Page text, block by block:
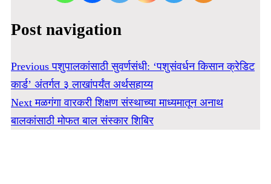
Post navigation
Previous पशुपालकांसाठी सुवर्णसंधी: ‘पशुसंवर्धन किसान क्रेडिट
कार्ड’ अंतर्गत ३ लाखांपर्यंत अर्थसहाय्य
Next मळगंगा वारकरी शिक्षण संस्थाच्या माध्यमातून अनाथ
बालकांसाठी मोफत बाल संस्कार शिबिर